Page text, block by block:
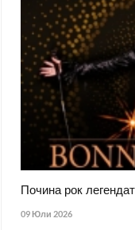
Почина рок
09 Юли 2026